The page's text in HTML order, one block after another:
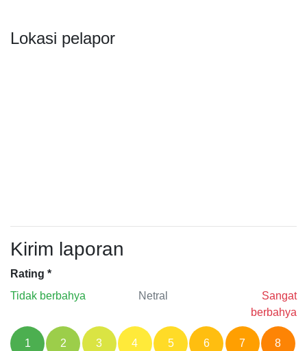
Lokasi pelapor
Kirim laporan
Rating *
Tidak berbahya
Netral
Sangat
berbahya
1 2 3 4 5 6 7 8